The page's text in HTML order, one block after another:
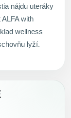
nájdu uteráky
with
wellness
lyží.